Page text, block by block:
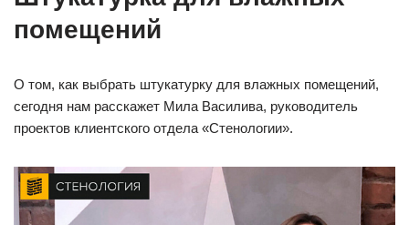
помещений
О том, как выбрать штукатурку для влажных помещений,
сегодня нам расскажет Мила Василива, руководитель
проектов клиентского отдела «Стенологии».